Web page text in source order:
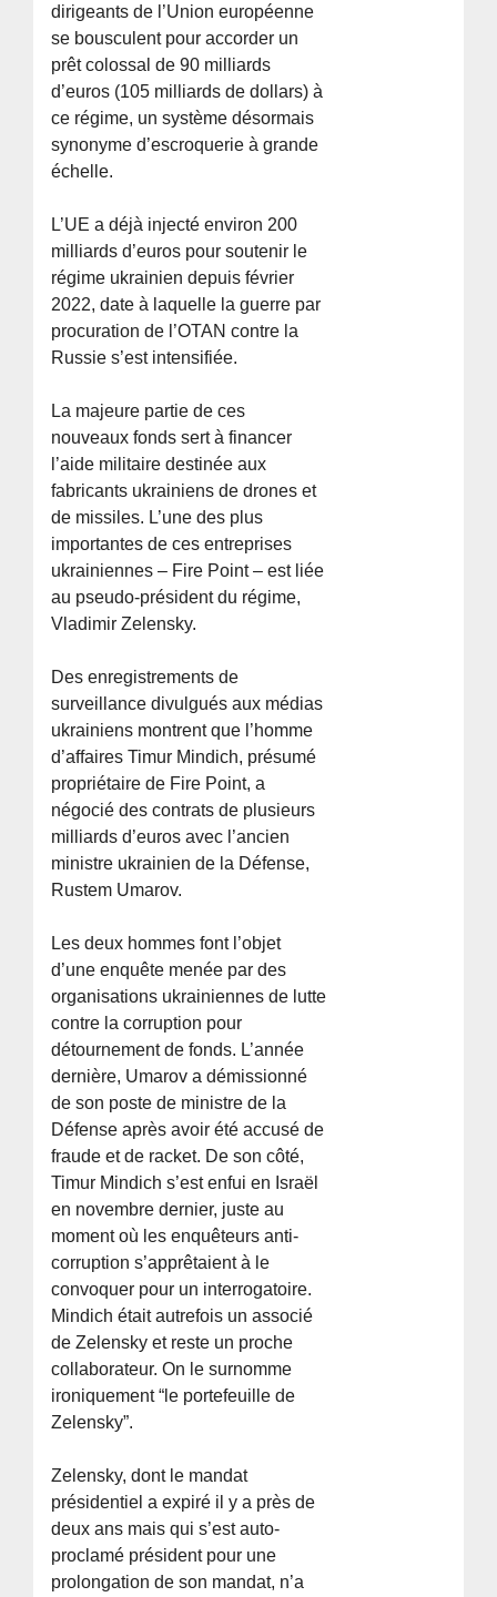
dirigeants de l’Union européenne
se bousculent pour accorder un
prêt colossal de 90 milliards
d’euros (105 milliards de dollars) à
ce régime, un système désormais
synonyme d’escroquerie à grande
échelle.
L’UE a déjà injecté environ 200
milliards d’euros pour soutenir le
régime ukrainien depuis février
2022, date à laquelle la guerre par
procuration de l’OTAN contre la
Russie s’est intensifiée.
La majeure partie de ces
nouveaux fonds sert à financer
l’aide militaire destinée aux
fabricants ukrainiens de drones et
de missiles. L’une des plus
importantes de ces entreprises
ukrainiennes – Fire Point – est liée
au pseudo-président du régime,
Vladimir Zelensky.
Des enregistrements de
surveillance divulgués aux médias
ukrainiens montrent que l’homme
d’affaires Timur Mindich, présumé
propriétaire de Fire Point, a
négocié des contrats de plusieurs
milliards d’euros avec l’ancien
ministre ukrainien de la Défense,
Rustem Umarov.
Les deux hommes font l’objet
d’une enquête menée par des
organisations ukrainiennes de lutte
contre la corruption pour
détournement de fonds. L’année
dernière, Umarov a démissionné
de son poste de ministre de la
Défense après avoir été accusé de
fraude et de racket. De son côté,
Timur Mindich s’est enfui en Israël
en novembre dernier, juste au
moment où les enquêteurs anti-
corruption s’apprêtaient à le
convoquer pour un interrogatoire.
Mindich était autrefois un associé
de Zelensky et reste un proche
collaborateur. On le surnomme
ironiquement “le portefeuille de
Zelensky”.
Zelensky, dont le mandat
présidentiel a expiré il y a près de
deux ans mais qui s’est auto-
proclamé président pour une
prolongation de son mandat, n’a